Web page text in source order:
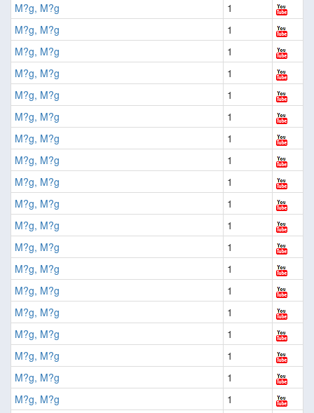
M?g, M?g
1
M?g, M?g
1
M?g, M?g
1
M?g, M?g
1
M?g, M?g
1
M?g, M?g
1
M?g, M?g
1
M?g, M?g
1
M?g, M?g
1
M?g, M?g
1
M?g, M?g
1
M?g, M?g
1
M?g, M?g
1
M?g, M?g
1
M?g, M?g
1
M?g, M?g
1
M?g, M?g
1
M?g, M?g
1
M?g, M?g
1